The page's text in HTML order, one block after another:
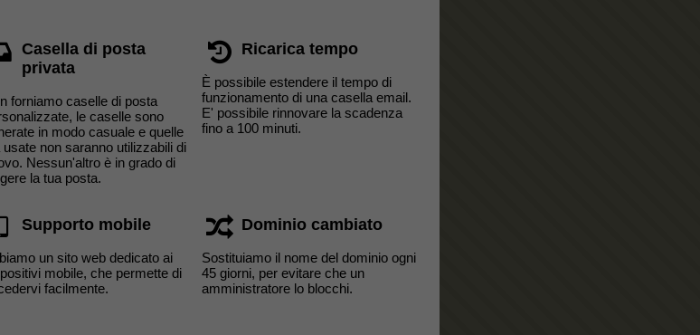
Casella di posta
privata
forniamo caselle di posta
le caselle sono
in modo casuale e quelle
usate non saranno utilizzabili di
Nessun'altro è in grado di
la tua posta.
Ricarica tempo
È possibile estendere il tempo di
funzionamento di una casella email.
E' possibile rinnovare la scadenza
fino a 100 minuti.
Supporto mobile
un sito web dedicato ai
mobile, che permette di
facilmente.
Dominio cambiato
Sostituiamo il nome del dominio ogni
45 giorni, per evitare che un
amministratore lo blocchi.